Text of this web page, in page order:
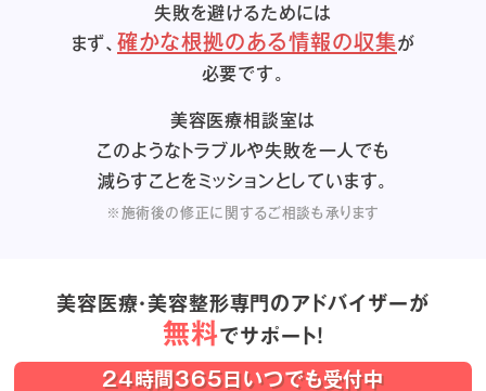
失敗を避けるためには
まず、確かな根拠のある情報の収集が
必要です。
美容医療相談室は
このようなトラブルや失敗を一人でも
減らすことをミッションとしています。
※施術後の修正に関するご相談も承ります
美容医療・美容整形専門のアドバイザーが
無料でサポート！
24時間365日いつでも受付中